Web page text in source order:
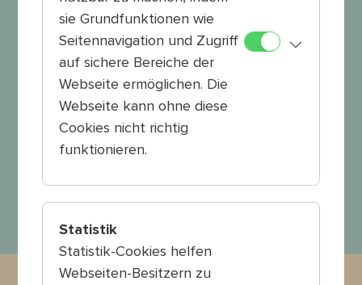
werden und die Genre Kategorien weiter
spinnen!
Die Kreativimpulse gibt es bald hier zum
Download.
Viel Spaß damit!
sie Grundfunktionen wie
Seitennavigation und Zugriff
auf sichere Bereiche der
Webseite ermöglichen. Die
Webseite kann ohne diese
Cookies nicht richtig
funktionieren.
Statistik
Statistik-Cookies helfen
Webseiten-Besitzern zu